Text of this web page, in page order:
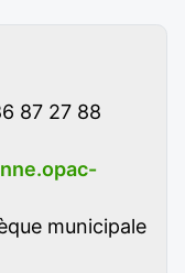
87 27 88
municipale